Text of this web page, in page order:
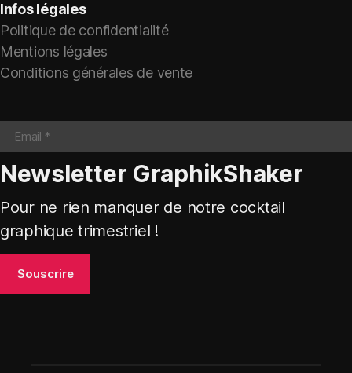
Infos légales
Politique de confidentialité
Mentions légales
Conditions générales de vente
Newsletter GraphikShaker
Pour ne rien manquer de notre cocktail
graphique trimestriel !